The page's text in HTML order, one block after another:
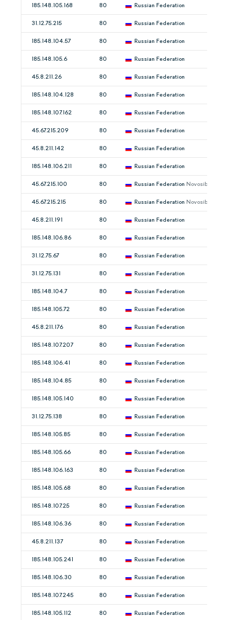
185.148.105.168 80 Russian Federation
31.12.75.215 80 Russian Federation
185.148.104.57 80 Russian Federation
185.148.105.6 80 Russian Federation
45.8.211.26 80 Russian Federation
185.148.104.128 80 Russian Federation
185.148.107.162 80 Russian Federation
45.67.215.209 80 Russian Federation
45.8.211.142 80 Russian Federation
185.148.106.211 80 Russian Federation
45.67.215.100 80 Russian Federation Novosibirsk
45.67.215.215 80 Russian Federation Novosibirsk
45.8.211.191 80 Russian Federation
185.148.106.86 80 Russian Federation
31.12.75.67 80 Russian Federation
31.12.75.131 80 Russian Federation
185.148.104.7 80 Russian Federation
185.148.105.72 80 Russian Federation
45.8.211.176 80 Russian Federation
185.148.107.207 80 Russian Federation
185.148.106.41 80 Russian Federation
185.148.104.85 80 Russian Federation
185.148.105.140 80 Russian Federation
31.12.75.138 80 Russian Federation
185.148.105.85 80 Russian Federation
185.148.105.66 80 Russian Federation
185.148.106.163 80 Russian Federation
185.148.105.68 80 Russian Federation
185.148.107.25 80 Russian Federation
185.148.106.36 80 Russian Federation
45.8.211.137 80 Russian Federation
185.148.105.241 80 Russian Federation
185.148.106.30 80 Russian Federation
185.148.107.245 80 Russian Federation
185.148.105.112 80 Russian Federation